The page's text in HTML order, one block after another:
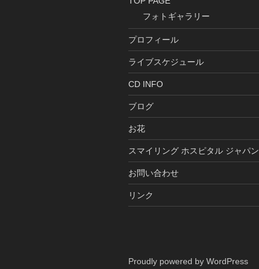
フォトギャラリー
プロフィール
ライブスケジュール
CD INFO
ブログ
お花
スマイリング ホスピタル ジャパン
お問い合わせ
リンク
Proudly powered by WordPress